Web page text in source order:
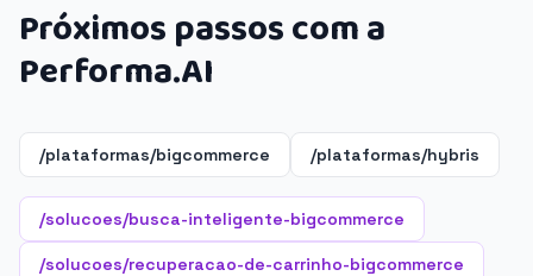
Próximos passos com a
Performa.AI
/plataformas/bigcommerce /plataformas/hybris
/solucoes/busca-inteligente-bigcommerce
/solucoes/recuperacao-de-carrinho-bigcommerce